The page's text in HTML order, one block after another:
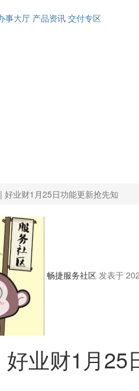
事大厅 产品资讯 交付专区
好业财1月25日功能更新抢先知
畅捷服务社区 发表于
好业财1月25